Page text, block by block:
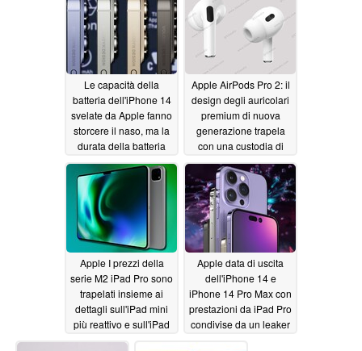
Le capacità della
batteria dell'iPhone 14
svelate da Apple fanno
storcere il naso, ma la
durata della batteria
dell'iPhone 14 Pro Max
dovrebbe essere
comunque stellare
06/27/2022
Apple AirPods Pro 2: il
design degli auricolari
premium di nuova
generazione trapela
con una custodia di
ricarica modificata
06/26/2022
Apple I prezzi della
serie M2 iPad Pro sono
trapelati insieme ai
dettagli sull'iPad mini
più reattivo e sull'iPad
laminato06/26/2022
Apple data di uscita
dell'iPhone 14 e
iPhone 14 Pro Max con
prestazioni da iPad Pro
condivise da un leaker